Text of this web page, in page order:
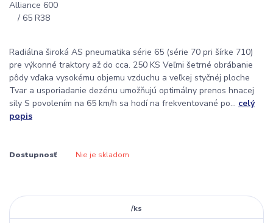
Radiálna široká AS pneumatika série 65 (série 70 pri šírke 710)
pre výkonné traktory až do cca. 250 KS Veľmi šetrné obrábanie
pôdy vďaka vysokému objemu vzduchu a veľkej styčnéj ploche
Tvar a usporiadanie dezénu umožňujú optimálny prenos hnacej
sily S povolením na 65 km/h sa hodí na frekventované po... celý
popis
Dostupnosť Nie je skladom
/ks